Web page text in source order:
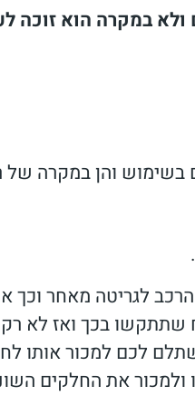
במקרה הוא זוכה
והן במקרה של
לגריטה מאחר וכך
שתתקשו בכך ואז לא
לכם למכור אותו
את החלקים